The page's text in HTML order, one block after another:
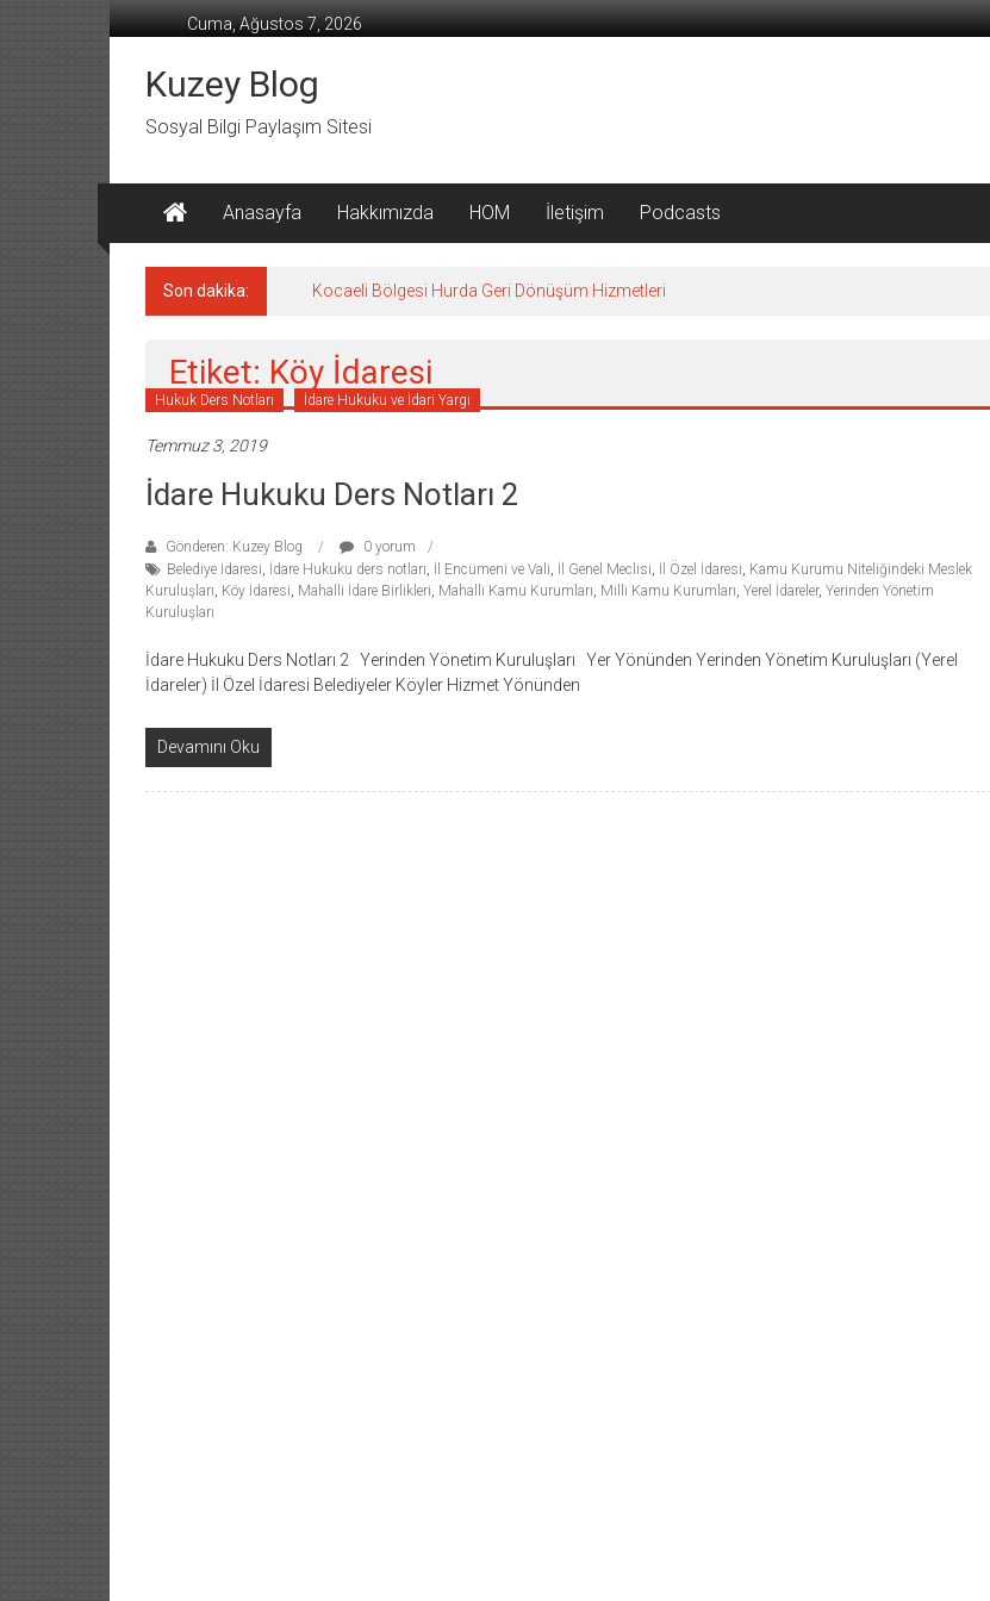
geç
Cuma, Ağustos 7, 2026
Kuzey Blog
Sosyal Bilgi Paylaşım Sitesi
Anasayfa Hakkımızda HOM İletişim Podcasts
Son dakika: Kocaeli Bölgesi Hurda Geri Dönüşüm Hizmetleri
Etiket: Köy İdaresi
Hukuk Ders Notları İdare Hukuku ve İdari Yargı
Temmuz 3, 2019
İdare Hukuku Ders Notları 2
Gönderen: Kuzey Blog
0 yorum
Belediye İdaresi, İdare Hukuku ders notları, İl Encümeni ve Vali, İl Genel Meclisi, İl Özel İdaresi, Kamu Kurumu Niteliğindeki Meslek
Kuruluşları, Köy İdaresi, Mahalli İdare Birlikleri, Mahalli Kamu Kurumları, Milli Kamu Kurumları, Yerel İdareler, Yerinden Yönetim
Kuruluşları
İdare Hukuku Ders Notları 2 Yerinden Yönetim Kuruluşları Yer Yönünden Yerinden Yönetim Kuruluşları (Yerel
İdareler) İl Özel İdaresi Belediyeler Köyler Hizmet Yönünden
Devamını Oku